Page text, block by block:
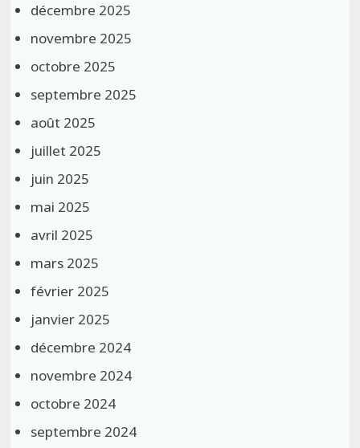
décembre 2025
novembre 2025
octobre 2025
septembre 2025
août 2025
juillet 2025
juin 2025
mai 2025
avril 2025
mars 2025
février 2025
janvier 2025
décembre 2024
novembre 2024
octobre 2024
septembre 2024